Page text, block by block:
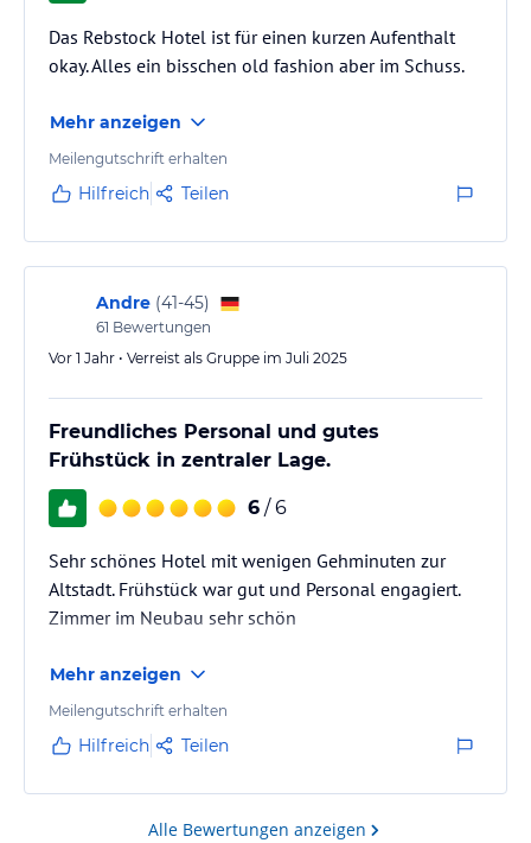
Das Rebstock Hotel ist für einen kurzen Aufenthalt
okay. Alles ein bisschen old fashion aber im Schuss.
Mehr anzeigen
Meilengutschrift erhalten
Hilfreich Teilen
Andre (41-45)
61 Bewertungen
Vor 1 Jahr • Verreist als Gruppe im Juli 2025
Freundliches Personal und gutes
Frühstück in zentraler Lage.
6 / 6
Sehr schönes Hotel mit wenigen Gehminuten zur
Altstadt. Frühstück war gut und Personal engagiert.
Zimmer im Neubau sehr schön
Mehr anzeigen
Meilengutschrift erhalten
Hilfreich Teilen
Alle Bewertungen anzeigen